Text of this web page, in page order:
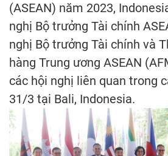
(ASEAN) năm 2023,
nghị Bộ trưởng Tài chính
nghị Bộ trưởng Tài chính và
hàng Trung ương ASEAN
các hội nghị liên quan trong
31/3 tại Bali, Indonesia.